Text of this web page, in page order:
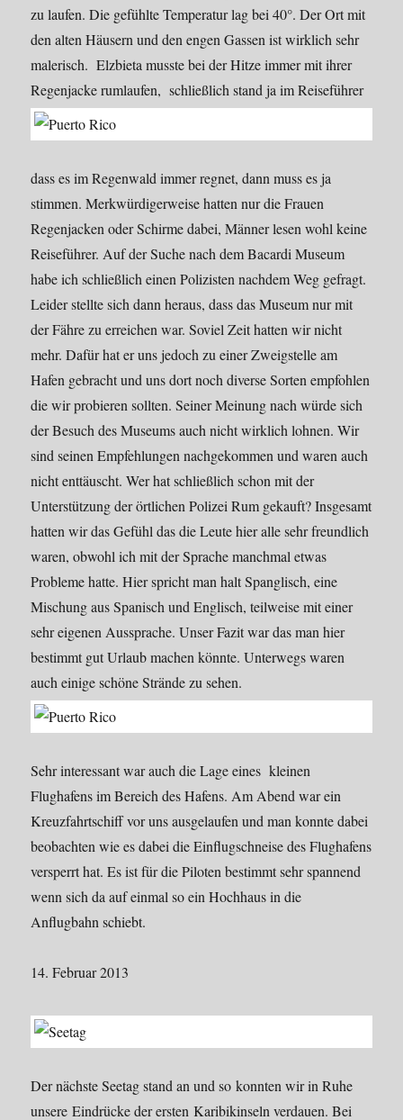
zu laufen. Die gefühlte Temperatur lag bei 40°. Der Ort mit
den alten Häusern und den engen Gassen ist wirklich sehr
malerisch. Elzbieta musste bei der Hitze immer mit ihrer
Regenjackerumlaufen, schließlich stand ja im Reiseführer
dass es im Regenwald immer regnet, dann muss es ja
stimmen. Merkwürdigerweise hatten nur die Frauen
Regenjacken oder Schirme dabei, Männer lesen wohl keine
Reiseführer. Auf der Suche nach dem Bacardi Museum
habe ich schließlich einen Polizisten nachdem Weg gefragt.
Leider stellte sich dann heraus, dass das Museum nur mit
der Fähre zu erreichen war. Soviel Zeit hatten wir nicht
mehr. Dafür hat er uns jedoch zu einer Zweigstelle am
Hafen gebracht und uns dort noch diverse Sorten empfohlen
die wir probieren sollten. Seiner Meinung nach würde sich
der Besuch des Museums auch nicht wirklich lohnen. Wir
sind seinen Empfehlungen nachgekommen und waren auch
nicht enttäuscht. Wer hat schließlich schon mit der
Unterstützung der örtlichen Polizei Rum gekauft? Insgesamt
hatten wir das Gefühl das die Leute hier alle sehr freundlich
waren, obwohl ich mit der Sprache manchmal etwas
Probleme hatte. Hier spricht man halt Spanglisch, eine
Mischung aus Spanisch und Englisch, teilweise mit einer
sehr eigenen Aussprache. Unser Fazit war das man hier
bestimmt gut Urlaub machen könnte. Unterwegs waren
auch einige schöne Strände zu sehen.
Sehr interessant war auch die Lage eines kleinen
Flughafens im Bereich des Hafens. Am Abend war ein
Kreuzfahrtschiff vor uns ausgelaufen und man konnte dabei
beobachten wie es dabei die Einflugschneise des Flughafens
versperrt hat. Es ist für die Piloten bestimmt sehr spannend
wenn sich da auf einmal so ein Hochhaus in die
Anflugbahn schiebt.
14. Februar 2013
Der nächste Seetag stand an und so konnten wir in Ruhe
unsere Eindrücke der ersten Karibikinseln verdauen. Bei